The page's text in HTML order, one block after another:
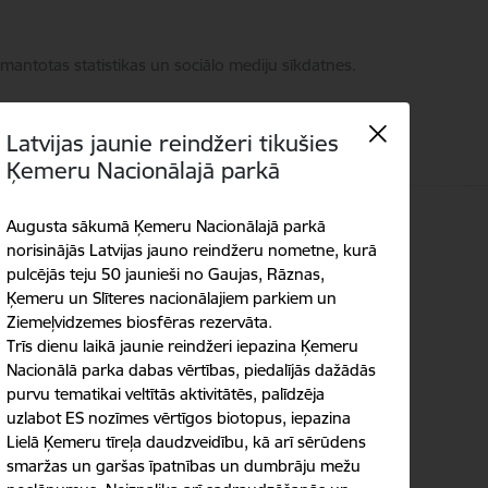
Kontakti
Language
Latvijas jaunie reindžeri tikušies
Ķemeru Nacionālajā parkā
Augusta sākumā Ķemeru Nacionālajā parkā
norisinājās Latvijas jauno reindžeru nometne, kurā
pulcējās teju 50 jaunieši no Gaujas, Rāznas,
Ķemeru un Slīteres nacionālajiem parkiem un
Ziemeļvidzemes biosfēras rezervāta.
Trīs dienu laikā jaunie reindžeri iepazina Ķemeru
Nacionālā parka dabas vērtības, piedalījās dažādās
purvu tematikai veltītās aktivitātēs, palīdzēja
uzlabot ES nozīmes vērtīgos biotopus, iepazina
Lielā Ķemeru tīreļa daudzveidību, kā arī sērūdens
smaržas un garšas īpatnības un dumbrāju mežu